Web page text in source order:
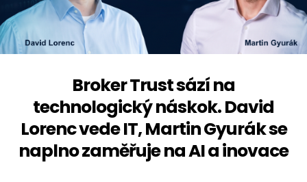
Broker Trust sází na
technologický náskok. David
Lorenc vede IT, Martin Gyurák se
naplno zaměřuje na AI a inovace